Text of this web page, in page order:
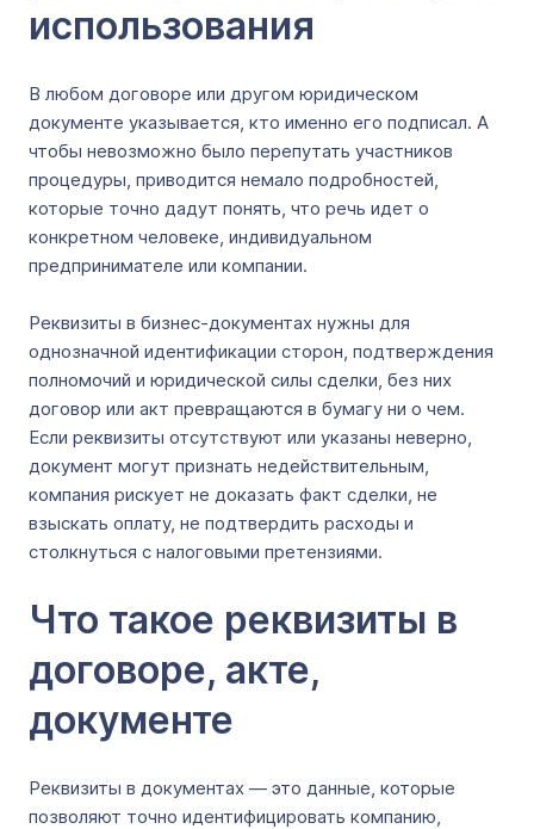
использования
В любом договоре или другом юридическом
документе указывается, кто именно его подписал. А
чтобы невозможно было перепутать участников
процедуры, приводится немало подробностей,
которые точно дадут понять, что речь идет о
конкретном человеке, индивидуальном
предпринимателе или компании.
Реквизиты в бизнес-документах нужны для
однозначной идентификации сторон, подтверждения
полномочий и юридической силы сделки, без них
договор или акт превращаются в бумагу ни о чем.
Если реквизиты отсутствуют или указаны неверно,
документ могут признать недействительным,
компания рискует не доказать факт сделки, не
взыскать оплату, не подтвердить расходы и
столкнуться с налоговыми претензиями.
Что такое реквизиты в
договоре, акте,
документе
Реквизиты в документах ― это данные, которые
позволяют точно идентифицировать компанию,